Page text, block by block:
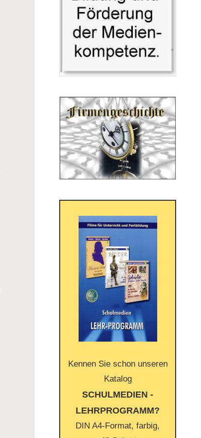
Kennen Sie schon unseren
Katalog
SCHULMEDIEN -
LEHRPROGRAMM?
DIN A4-Format, farbig,